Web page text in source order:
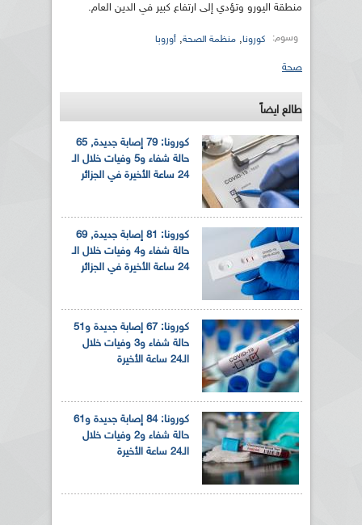
منطقة اليورو وتؤدي إلى ارتفاع كبير في الدين العام.
وسوم: كورونا, منظمة الصحة, أوروبا
صحة
طالع ايضاً
كورونا: 79 إصابة جديدة, 65
حالة شفاء و5 وفيات خلال الـ
24 ساعة الأخيرة في الجزائر
كورونا: 81 إصابة جديدة, 69
حالة شفاء و4 وفيات خلال الـ
24 ساعة الأخيرة في الجزائر
كورونا: 67 إصابة جديدة و51
حالة شفاء و3 وفيات خلال
الـ24 ساعة الأخيرة
كورونا: 84 إصابة جديدة و61
حالة شفاء و2 وفيات خلال
الـ24 ساعة الأخيرة